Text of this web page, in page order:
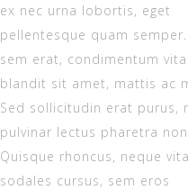
ex nec urna lobortis, eget
pellentesque quam
sem erat, condimentum
blandit sit amet, mattis ac
Sed sollicitudin erat purus,
pulvinar lectus pharetra non.
Quisque rhoncus, neque
sodales cursus, sem eros